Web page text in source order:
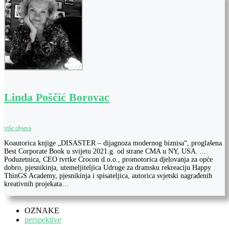
Linda Poščić Borovac
više objava
Koautorica knjige „DISASTER – dijagnoza modernog biznisa“, proglašena
Best Corporate Book u svijetu 2021.g. od strane CMA u NY, USA. ...
Poduzetnica, CEO tvrtke Crocon d.o.o., promotorica djelovanja za opće
dobro, pjesnikinja, utemeljiteljica Udruge za dramsku rekreaciju Happy
ThinGS Academy, pjesnikinja i spisateljica, autorica svjetski nagrađenih
kreativnih projekata…
OZNAKE
perspektive